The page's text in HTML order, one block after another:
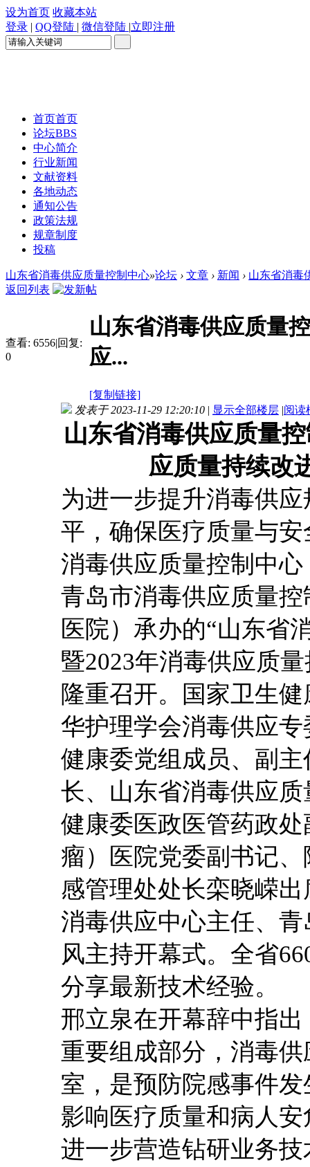
设为首页 收藏本站
登录 | QQ登陆 | 微信登陆 |立即注册
首页首页
论坛BBS
中心简介
行业新闻
文献资料
各地动态
通知公告
政策法规
规章制度
投稿
山东省消毒供应质量控制中心»论坛 › 文章 › 新闻 › 山东省消毒
返回列表
查看: 6556|回复:
0
山东省消毒供应质量
应...
[复制链接]
发表于 2023-11-29 12:20:10 | 显示全部楼层 |阅读
山东省消毒供应质量
应质量持续改
为进一步提升消毒供
平，确保医疗质量与安
消毒供应质量控制中
青岛市消毒供应质量
医院） 承办的“山东省
暨2023年消毒供应质
隆重召开。国家卫生
华护理学会消毒供应
健康委党组成员、副
长、山东省消毒供应
健康委医政医管药政
瘤）医院党委副书记
感管理处处长栾晓嵘
消毒供应中心主任、
风主持开幕式。全省
分享最新技术经验。
邢立泉在开幕辞中指
重要组成部分，消毒供
室，是预防院感事件发
影响医疗质量和病人
进一步营造钻研业务